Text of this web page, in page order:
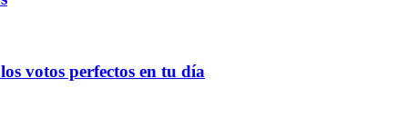
votos perfectos en tu día